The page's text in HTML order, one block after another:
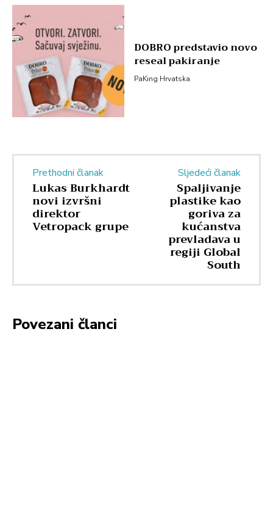
DOBRO predstavio novo
reseal pakiranje
PaKing Hrvatska
Prethodni članak
Lukas Burkhardt
novi izvršni
direktor
Vetropack grupe
Sljedeći članak
Spaljivanje
plastike kao
goriva za
kućanstva
prevladava u
regiji Global
South
Povezani članci